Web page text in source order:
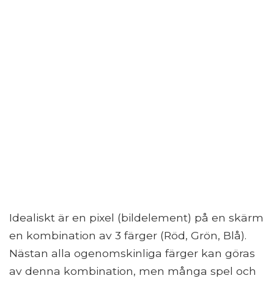
Idealiskt är en pixel (bildelement) på en skärm
en kombination av 3 färger (Röd, Grön, Blå).
Nästan alla ogenomskinliga färger kan göras
av denna kombination, men många spel och